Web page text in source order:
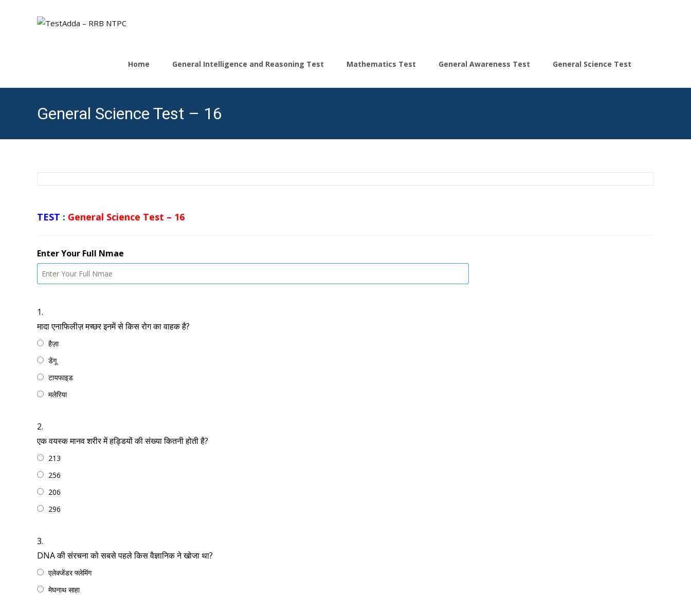
Home General Intelligence and Reasoning Test Mathematics Test General Awareness Test General Science Test
General Science Test – 16
TEST : General Science Test – 16
Enter Your Full Nmae
1.
मादा एनाफिलीज़ मच्छर इनमें से किस रोग का वाहक है?
हैज़ा
डेंगू
टायफाइड
मलेरिया
2.
एक वयस्क मानव शरीर में हड्डियों की संख्या कितनी होती है?
213
256
206
296
3.
DNA की संरचना को सबसे पहले किस वैज्ञानिक ने खोजा था?
एलेक्जेंडर फ्लेमिंग
मेघनाथ साहा